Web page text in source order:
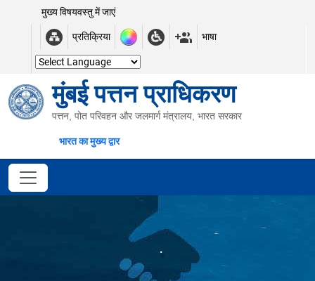
मुख्य विषयवस्तु में जाएं
प्रतिक्रिया भाषा
मुंबई पत्तन प्राधिकरण
पत्तन, पोत परिवहन और जलमार्ग मंत्रालय, भारत सरकार
भारत का मुख्य द्वार
.